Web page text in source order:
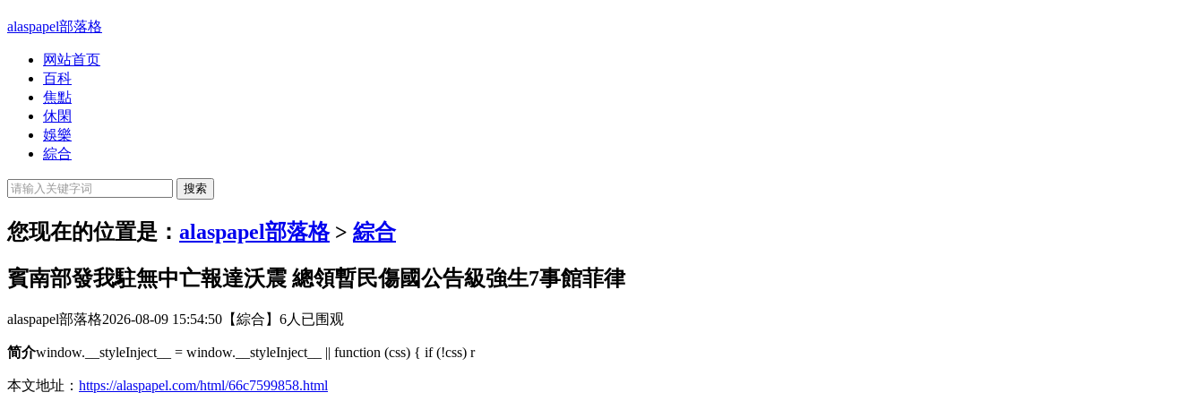
alaspapel部落格
网站首页
百科
焦點
休閑
娛樂
綜合
您现在的位置是： alaspapel部落格> 綜合
賓南部發我駐無中亡報達沃震 總領暫民傷國公告級強生7事館菲律
alaspapel部落格2026-08-09 15:54:50 【綜合】 6人已围观
简介window.__styleInject__ = window.__styleInject__ || function (css) { if (!css) r
本文地址： https://alaspapel.com/html/66c7599858.html